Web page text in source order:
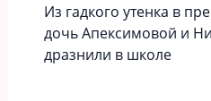
Из гадкого утенка в
дочь Апексимовой и
дразнили в школе